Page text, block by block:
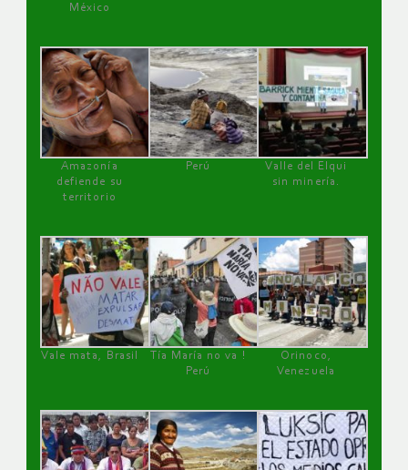
México
Amazonía
defiende su
territorio
Perú
Valle del Elqui
sin minería.
Vale mata, Brasil
Tía María no va !
Perú
Orinoco,
Venezuela